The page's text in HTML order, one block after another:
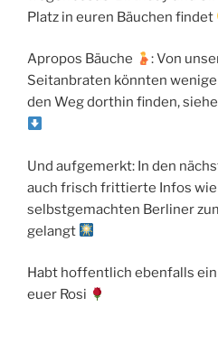
Platz in euren Bäuchen findet
Apropos Bäuche
: Von
Seitanbraten könnten
den Weg dorthin finden,
Und aufgemerkt: In den
auch frisch frittierte Infos wie
selbstgemachten Berliner
gelangt
Habt hoffentlich ebenfalls
euer Rosi